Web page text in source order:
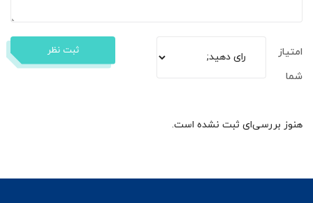
امتیاز
شما
ثبت نظر
هنوز بررسی‌ای ثبت نشده است.